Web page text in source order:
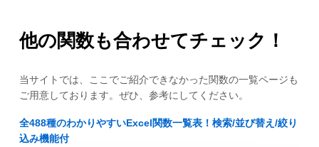
他の関数も合わせてチェック！
当サイトでは、ここでご紹介できなかった関数の一覧ページも
ご用意しております。ぜひ、参考にしてください。
全488種のわかりやすいExcel関数一覧表！検索/並び替え/絞り
込み機能付